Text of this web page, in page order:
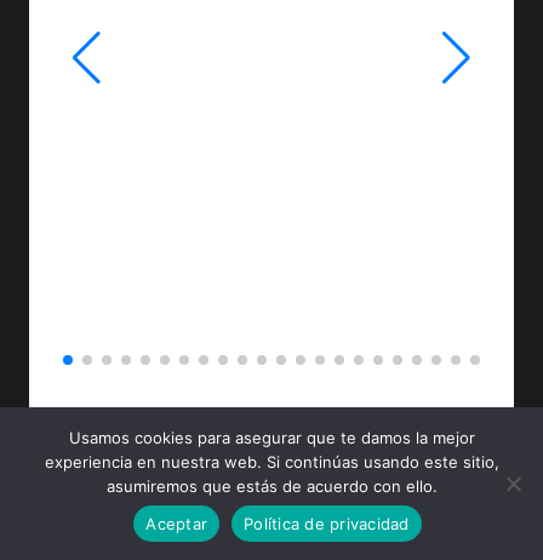
PELÍCULAS Y SERIES POR AÑO
Usamos cookies para asegurar que te damos la mejor
experiencia en nuestra web. Si continúas usando este sitio,
asumiremos que estás de acuerdo con ello.
Aceptar
Política de privacidad